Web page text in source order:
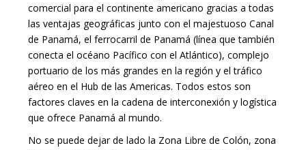
comercial para el continente americano gracias a todas
las ventajas geográficas junto con el majestuoso Canal
de Panamá, el ferrocarril de Panamá (línea que también
conecta el océano Pacífico con el Atlántico), complejo
portuario de los más grandes en la región y el tráfico
aéreo en el Hub de las Americas. Todos estos son
factores claves en la cadena de interconexión y logística
que ofrece Panamá al mundo.
No se puede dejar de lado la Zona Libre de Colón, zona